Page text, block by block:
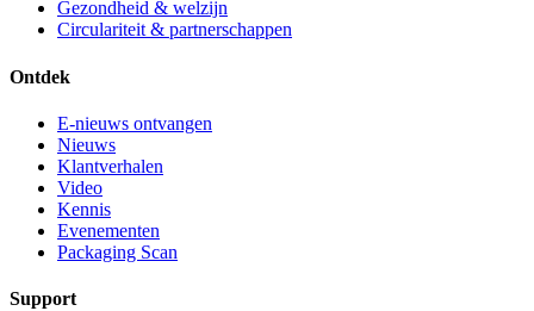
Gezondheid & welzijn
Circulariteit & partnerschappen
Ontdek
E-nieuws ontvangen
Nieuws
Klantverhalen
Video
Kennis
Evenementen
Packaging Scan
Support